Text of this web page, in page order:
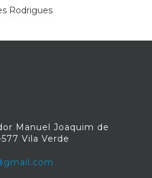
Manuel Joaquim de
Vila Verde